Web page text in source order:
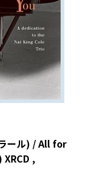
ール) / All for
XRCD ,